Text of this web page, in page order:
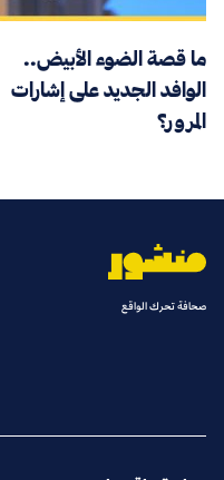
ما قصة الضوء الأبيض..
الوافد الجديد على إشارات
المرور؟
صحافة تحرك الواقع